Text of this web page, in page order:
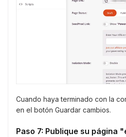
Cuando haya terminado con la
en el botón Guardar cambios.
Paso 7: Publique su página